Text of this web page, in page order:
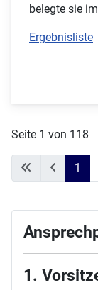
belegte sie
Ergebnisliste
Seite 1 von 118
1
1.